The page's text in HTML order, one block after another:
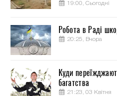
19:00, Сьогодні
Робота в Раді
20:25, Вчора
Куди
багатства
21:23, 03 Квітня